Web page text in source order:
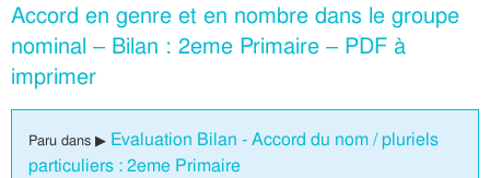
Accord en genre et en nombre dans le groupe
nominal – Bilan : 2eme Primaire – PDF à
imprimer
Paru dans ▶ Evaluation Bilan - Accord du nom / pluriels
particuliers : 2eme Primaire